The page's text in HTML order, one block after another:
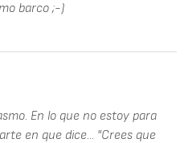
barco ;-)
En lo que no estoy para
en que dice... "Crees que